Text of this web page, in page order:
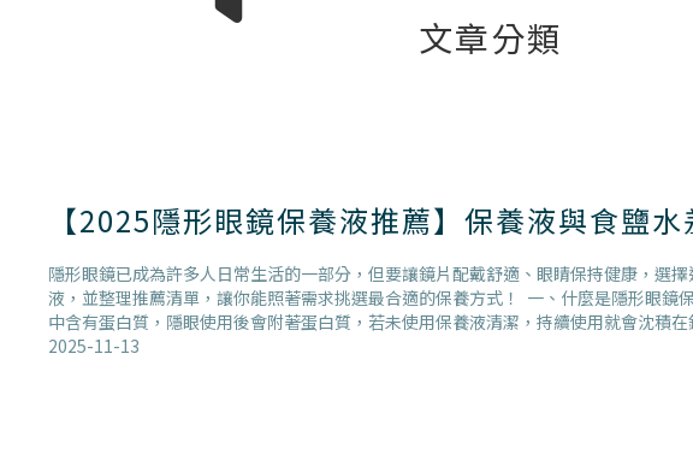
文章分類
【2025隱形眼鏡保養液推薦】保養液與食鹽
隱形眼鏡已成為許多人日常生活的一部分，但要讓鏡片配戴舒適、眼睛保持健康，選
液，並整理推薦清單，讓你能照著需求挑選最合適的保養方式！ 一、什麼是隱形眼
中含有蛋白質，隱眼使用後會附著蛋白質，若未使用保養液清潔，持續使用就會沈積
2025-11-13